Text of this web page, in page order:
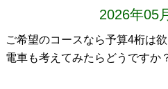
2026年05
ご希望のコースなら予算4桁は
電車も考えてみたらどうですか